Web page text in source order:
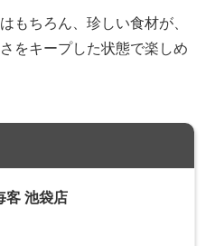
もちろん、珍しい食材が、
をキープした状態で楽しめ
客 池袋店